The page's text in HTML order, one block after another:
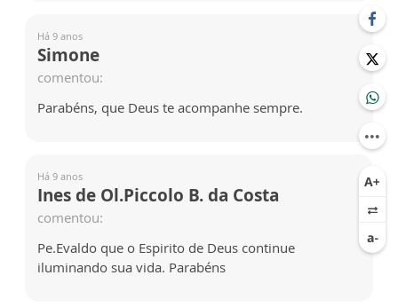
Há 9 anos
Simone
comentou:
Parabéns, que Deus te acompanhe sempre.
Há 9 anos
Ines de Ol.Piccolo B. da Costa
comentou:
Pe.Evaldo que o Espirito de Deus continue
iluminando sua vida. Parabéns